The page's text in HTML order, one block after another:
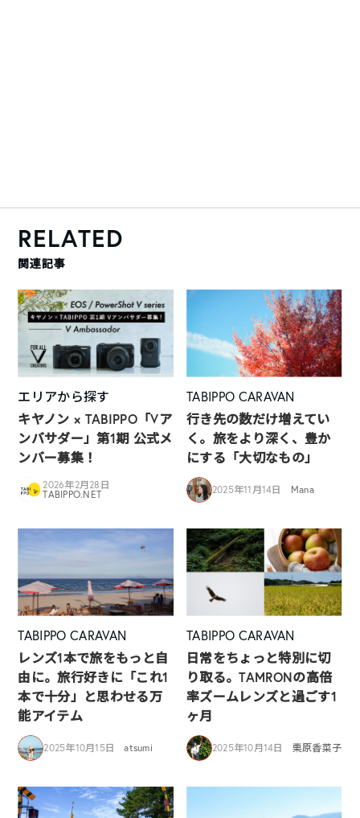
RELATED
関連記事
エリアから探す
キヤノン × TABIPPO「Vア
ンバサダー」第1期 公式メ
ンバー募集！
2026年2月28日
TABIPPO.NET
TABIPPO CARAVAN
行き先の数だけ増えてい
く。旅をより深く、豊か
にする「大切なもの」
2025年11月14日 Mana
TABIPPO CARAVAN
レンズ1本で旅をもっと自
由に。旅行好きに「これ1
本で十分」と思わせる万
能アイテム
2025年10月15日 atsumi
TABIPPO CARAVAN
日常をちょっと特別に切
り取る。TAMRONの高倍
率ズームレンズと過ごす1
ヶ月
2025年10月14日 栗原香菜子